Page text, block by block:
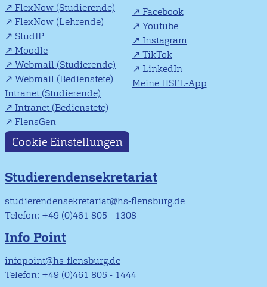
FlexNow (Studierende)
FlexNow (Lehrende)
StudIP
Moodle
Webmail (Studierende)
Webmail (Bedienstete)
Intranet (Studierende)
Intranet (Bedienstete)
FlensGen
Facebook
Youtube
Instagram
TikTok
LinkedIn
Meine HSFL-App
Cookie Einstellungen
Studierendensekretariat
studierendensekretariat@hs-flensburg.de
Telefon: +49 (0)461 805 - 1308
Info Point
infopoint@hs-flensburg.de
Telefon: +49 (0)461 805 - 1444